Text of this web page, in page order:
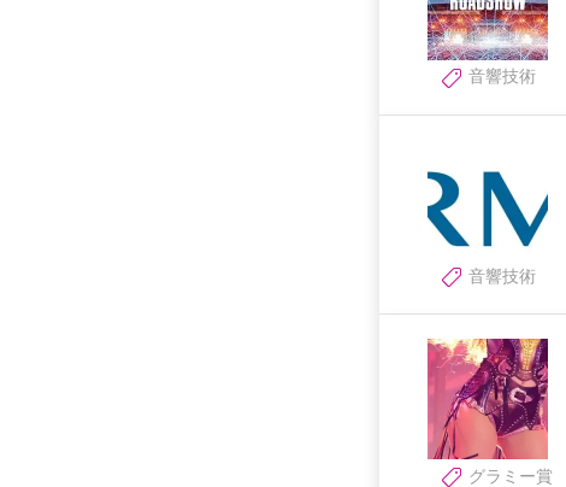
音響技術
音響技術
グラミー賞